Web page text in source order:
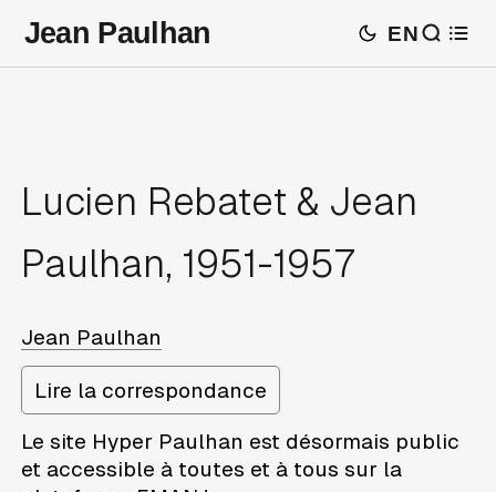
Jean Paulhan EN
Lucien Rebatet & Jean
Paulhan, 1951-1957
Jean Paulhan
Lire la correspondance
Le site Hyper Paulhan est désormais public
et accessible à toutes et à tous sur la